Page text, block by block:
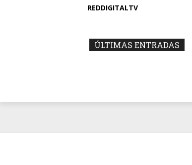
REDDIGITALTV
ÚLTIMAS ENTRADAS